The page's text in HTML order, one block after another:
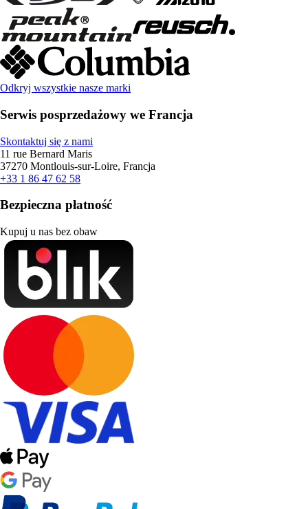
Odkryj wszystkie nasze marki
Serwis posprzedażowy we Francja
Skontaktuj się z nami
11 rue Bernard Maris
37270 Montlouis-sur-Loire, Francja
+33 1 86 47 62 58
Bezpieczna płatność
Kupuj u nas bez obaw